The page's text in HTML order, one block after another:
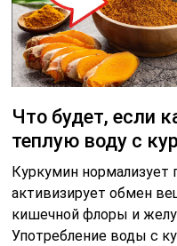
Что будет, если
теплую воду с
Куркумин
активизирует обмен
кишечной флоры и
Употребление воды с